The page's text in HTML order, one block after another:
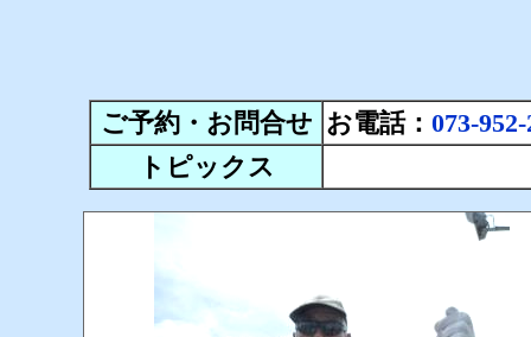
ご予約・お問合せ お電話： 073-
トピックス